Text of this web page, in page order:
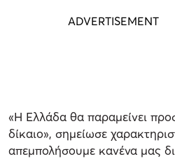
«Η Ελλάδα θα παραμείνει
δίκαιο», σημείωσε
απεμπολήσουμε κανένα μας